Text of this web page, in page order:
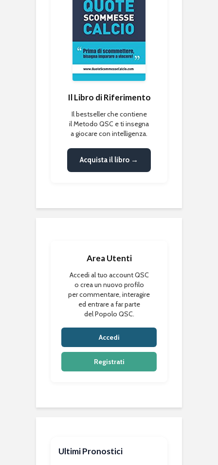
Il Libro di Riferimento
Il bestseller che contiene
il Metodo QSC e ti insegna
a giocare con intelligenza.
Acquista il libro →
Area Utenti
Accedi al tuo account QSC
o crea un nuovo profilo
per commentare, interagire
ed entrare a far parte
del Popolo QSC.
Accedi
Registrati
Ultimi Pronostici